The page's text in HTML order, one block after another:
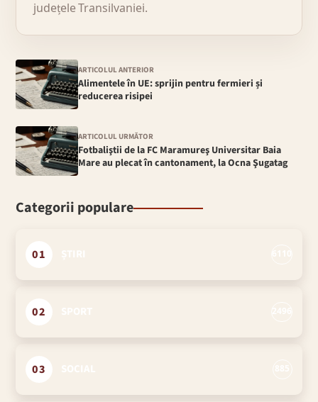
județele Transilvaniei.
ARTICOLUL ANTERIOR
Alimentele în UE: sprijin pentru fermieri și
reducerea risipei
ARTICOLUL URMĂTOR
Fotbaliştii de la FC Maramureş Universitar Baia
Mare au plecat în cantonament, la Ocna Şugatag
Categorii populare
01
02
03